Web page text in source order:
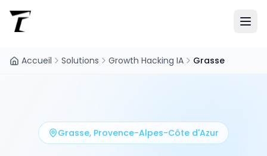
Accueil Solutions Growth Hacking IA Grasse
Grasse, Provence-Alpes-Côte d'Azur